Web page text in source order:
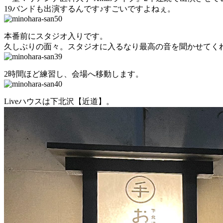
19バンドも出演するんです♪すごいですよねぇ。
本番前にスタジオ入りです。
久しぶりの面々。スタジオに入るなり最高の音を聞かせてく
2時間ほど練習し、会場へ移動します。
Liveハウスは下北沢【近道】。